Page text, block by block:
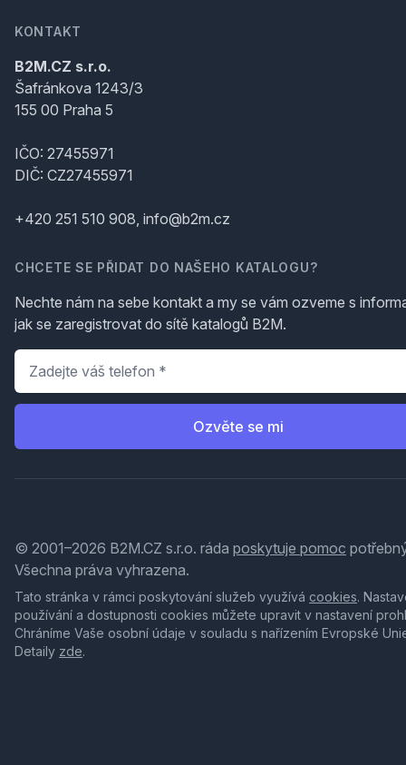
KONTAKT
B2M.CZ s.r.o.
Šafránkova 1243/3
155 00 Praha 5
IČO: 27455971
DIČ: CZ27455971
+420 251 510 908, info@b2m.cz
CHCETE SE PŘIDAT DO NAŠEHO KATALOGU?
Nechte nám na sebe kontakt a my se vám ozveme s
jak se zaregistrovat do sítě katalogů B2M.
Telefon
Ozvěte se mi
© 2001–2026 B2M.CZ s.r.o. ráda poskytuje pomoc
Všechna práva vyhrazena.
Tato stránka v rámci poskytování služeb využívá cookies.
používání a dostupnosti cookies můžete upravit v nastavení
Chráníme Vaše osobní údaje v souladu s nařízením Evropské
Detaily zde.